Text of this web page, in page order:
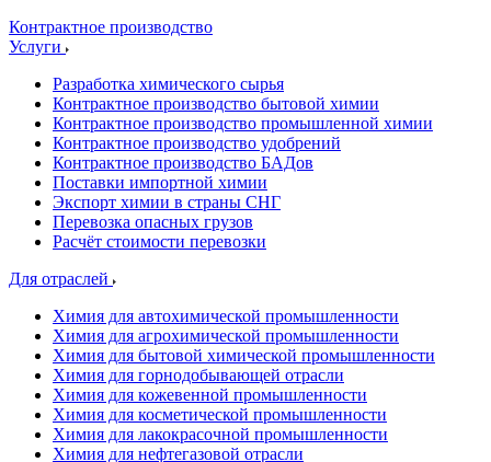
Контрактное производство
Услуги
Разработка химического сырья
Контрактное производство бытовой химии
Контрактное производство промышленной химии
Контрактное производство удобрений
Контрактное производство БАДов
Поставки импортной химии
Экспорт химии в страны СНГ
Перевозка опасных грузов
Расчёт стоимости перевозки
Для отраслей
Химия для автохимической промышленности
Химия для агрохимической промышленности
Химия для бытовой химической промышленности
Химия для горнодобывающей отрасли
Химия для кожевенной промышленности
Химия для косметической промышленности
Химия для лакокрасочной промышленности
Химия для нефтегазовой отрасли